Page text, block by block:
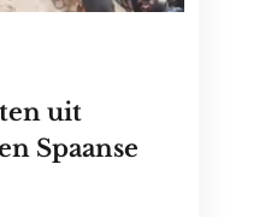
uit
Spaanse